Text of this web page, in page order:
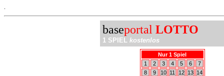
baseportal LOTTO
1 SPIEL kostenlos
Nur 1 Spiel
1
2 3 4 5 6
7
8
9 10 11 12 13
14